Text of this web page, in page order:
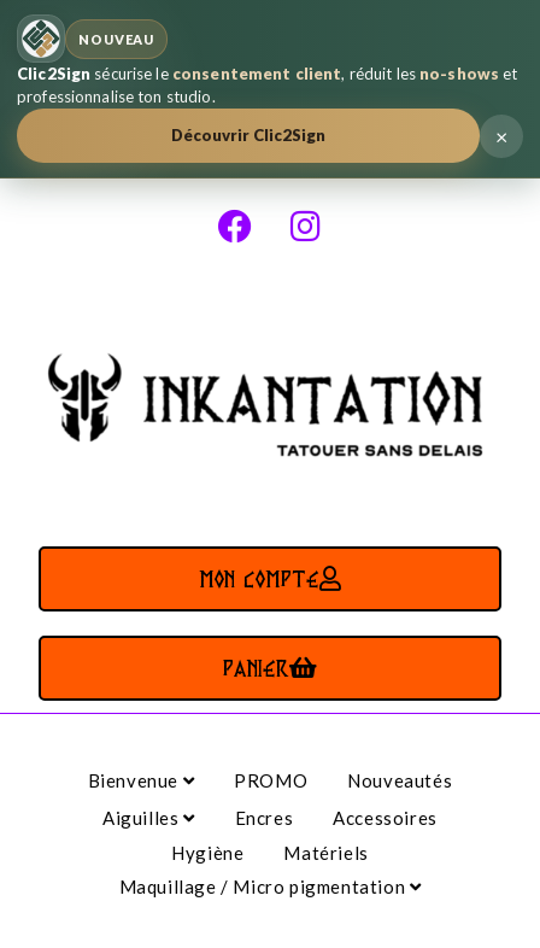
NOUVEAU
Clic2Sign sécurise le consentement client, réduit les no-shows et
professionnalise ton studio.
Découvrir Clic2Sign
×
MON COMPTE
PANIER
Bienvenue PROMO
Nouveautés
Aiguilles
Encres
Accessoires
Hygiène
Matériels
Maquillage / Micro pigmentation